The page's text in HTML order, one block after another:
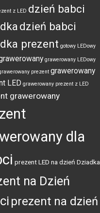
z LED dzień babci
dzień babci
prezent gotowy LEDowy
grawerowany LEDowy
prezent grawerowany
LED grawerowany prezent z LED
grawerowany
dla
prezent LED na dzień Dziadka
na Dzień
prezent na dzień